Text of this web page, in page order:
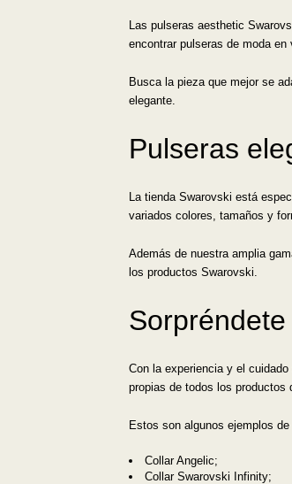
Las pulseras aesthetic
encontrar pulseras de moda
Busca la pieza que mejor se
elegante.
Pulseras
La tienda Swarovski está
variados colores, tamaños y
Además de nuestra amplia
los productos Swarovski.
Con la experiencia y el
propias de todos los productos
Estos son algunos ejemplos
Collar Angelic;
Collar Swarovski Infinity;